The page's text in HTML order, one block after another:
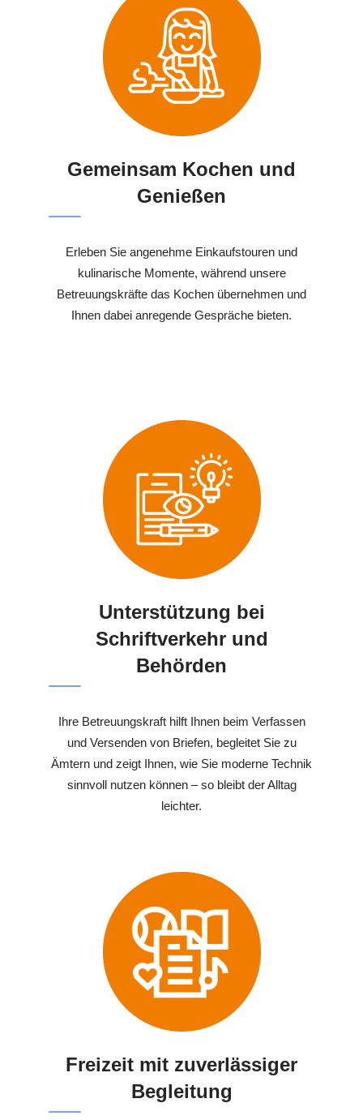
Gemeinsam Kochen und
Genießen
Erleben Sie angenehme Einkaufstouren und
kulinarische Momente, während unsere
Betreuungskräfte das Kochen übernehmen und
Ihnen dabei anregende Gespräche bieten.
Unterstützung bei
Schriftverkehr und
Behörden
Ihre Betreuungskraft hilft Ihnen beim Verfassen
und Versenden von Briefen, begleitet Sie zu
Ämtern und zeigt Ihnen, wie Sie moderne Technik
sinnvoll nutzen können – so bleibt der Alltag
leichter.
Freizeit mit zuverlässiger
Begleitung